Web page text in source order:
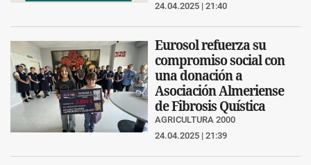
24.04.2025 | 21:40
Eurosol refuerza su
compromiso social con
una donación a
Asociación Almeriense
de Fibrosis Quística
AGRICULTURA 2000
24.04.2025 | 21:39